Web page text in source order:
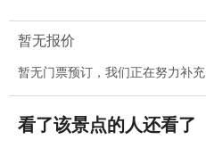
暂无报价
暂无门票预订，我们正在努力补充
看了该景点的人还看了